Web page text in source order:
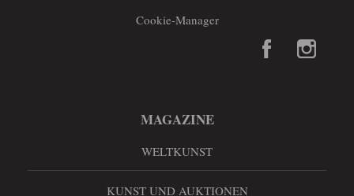
Cookie-Manager
MAGAZINE
WELTKUNST
KUNST UND AUKTIONEN